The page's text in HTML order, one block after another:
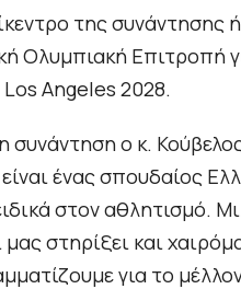
της συνάντησης
Ολυμπιακή Επιτροπή
Angeles 2028.
συνάντηση ο κ.
ένας σπουδαίος
στον αθλητισμό.
μας στηρίξει και
για το